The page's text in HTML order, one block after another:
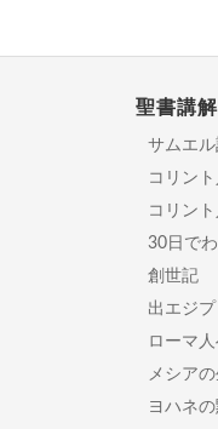
聖書講
サムエ
コリン
コリン
30日で
創世記
出エジ
ローマ
メシア
ヨハネ